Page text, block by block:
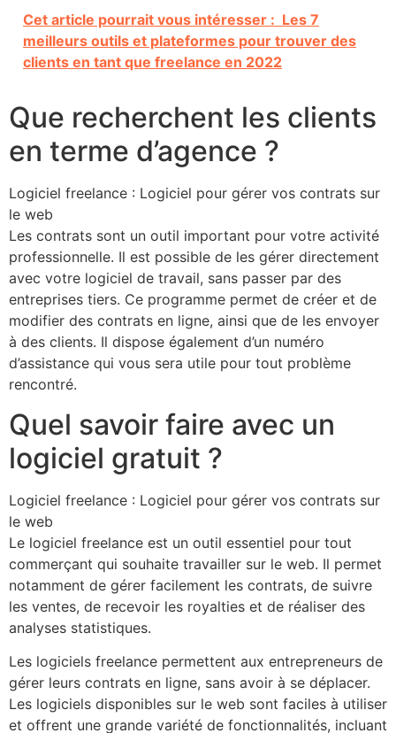
Cet article pourrait vous intéresser : Les 7
meilleurs outils et plateformes pour trouver des
clients en tant que freelance en 2022
Que recherchent les clients
en terme d’agence ?
Logiciel freelance : Logiciel pour gérer vos contrats sur
le web
Les contrats sont un outil important pour votre activité
professionnelle. Il est possible de les gérer directement
avec votre logiciel de travail, sans passer par des
entreprises tiers. Ce programme permet de créer et de
modifier des contrats en ligne, ainsi que de les envoyer
à des clients. Il dispose également d’un numéro
d’assistance qui vous sera utile pour tout problème
rencontré.
Quel savoir faire avec un
logiciel gratuit ?
Logiciel freelance : Logiciel pour gérer vos contrats sur
le web
Le logiciel freelance est un outil essentiel pour tout
commerçant qui souhaite travailler sur le web. Il permet
notamment de gérer facilement les contrats, de suivre
les ventes, de recevoir les royalties et de réaliser des
analyses statistiques.
Les logiciels freelance permettent aux entrepreneurs de
gérer leurs contrats en ligne, sans avoir à se déplacer.
Les logiciels disponibles sur le web sont faciles à utiliser
et offrent une grande variété de fonctionnalités, incluant